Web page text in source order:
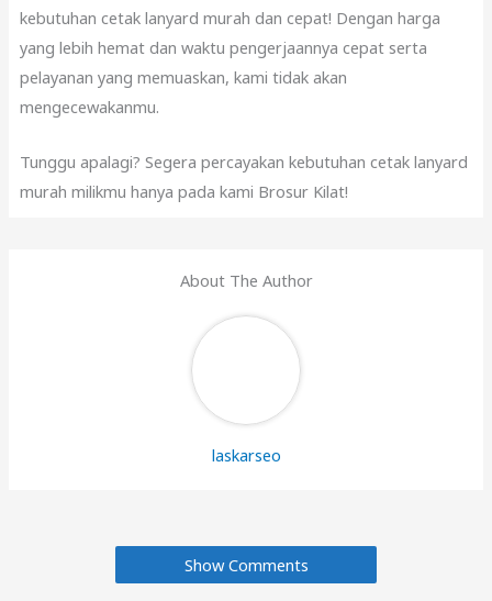
kebutuhan cetak lanyard murah dan cepat! Dengan harga
yang lebih hemat dan waktu pengerjaannya cepat serta
pelayanan yang memuaskan, kami tidak akan
mengecewakanmu.
Tunggu apalagi? Segera percayakan kebutuhan cetak lanyard
murah milikmu hanya pada kami Brosur Kilat!
About The Author
laskarseo
Show Comments